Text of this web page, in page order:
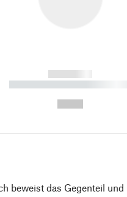
------------
----------- ----------- ----------
beweist das Gegenteil und